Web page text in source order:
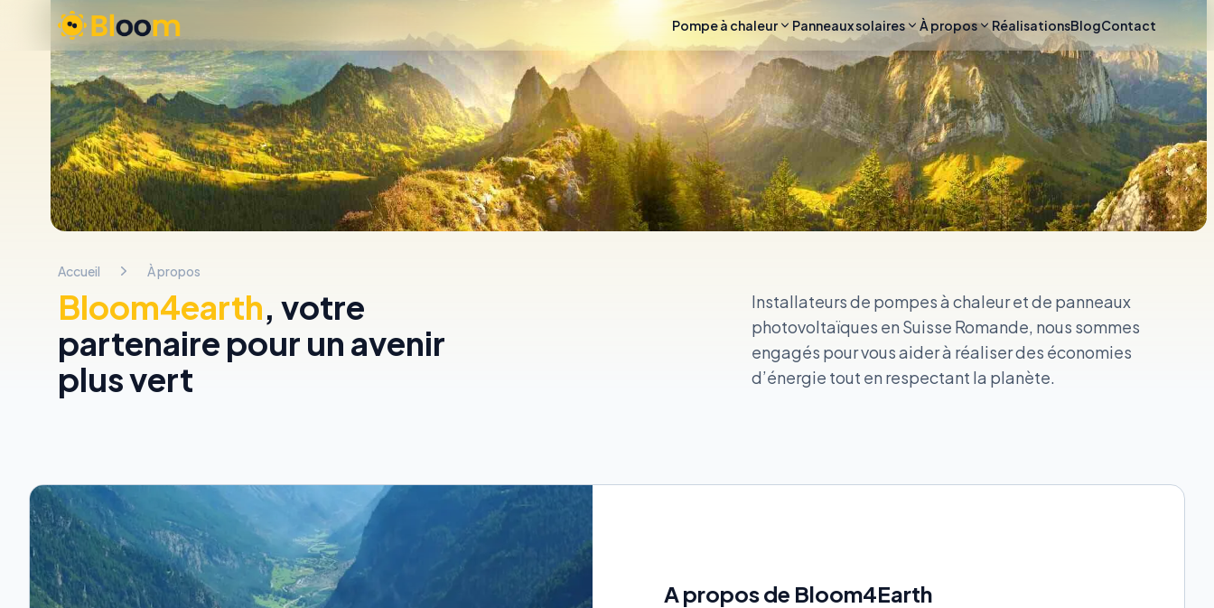
Bloom 4 Earth Pompe à chaleur Panneaux solaires À propos RéalisationsBlogContact
Accueil À propos
Bloom4earth, votre
partenaire pour un avenir
plus vert
Installateurs de pompes à chaleur et de panneaux
photovoltaïques en Suisse Romande, nous sommes
engagés pour vous aider à réaliser des économies
d’énergie tout en respectant la planète.
A propos de Bloom4Earth